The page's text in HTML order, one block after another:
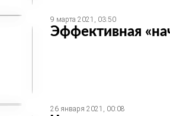
9 марта 2021, 03:50
Эффективная
26 января 2021, 00:08